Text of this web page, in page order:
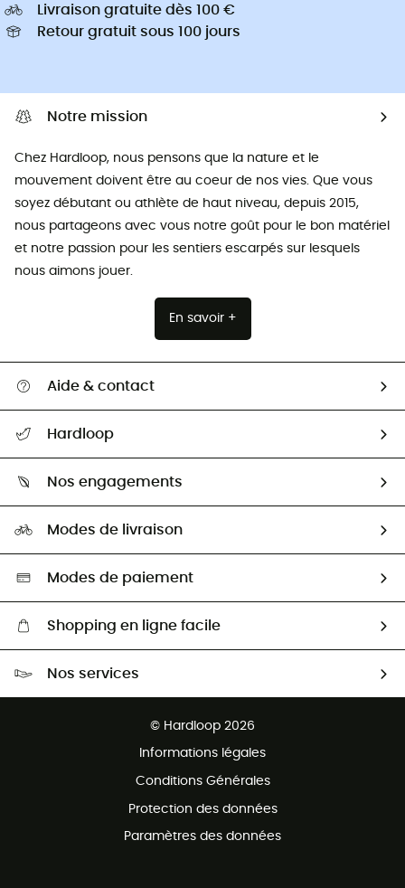
Livraison gratuite dès 100 €
Retour gratuit sous 100 jours
Notre mission
Chez Hardloop, nous pensons que la nature et le
mouvement doivent être au coeur de nos vies. Que vous
soyez débutant ou athlète de haut niveau, depuis 2015,
nous partageons avec vous notre goût pour le bon matériel
et notre passion pour les sentiers escarpés sur lesquels
nous aimons jouer.
En savoir +
Aide & contact
Retour & remboursement
Guide des tailles
Seconde Main
Aide & Contact
Hardloop
HardGuides
Nos engagements
Sélection éco-responsable
Modes de livraison
Modes de paiement
Shopping en ligne facile
Nos services
© Hardloop 2026
Informations légales
Conditions Générales
Protection des données
Paramètres des données